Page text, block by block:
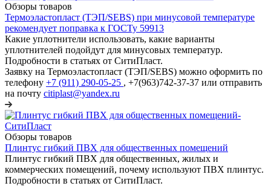
Обзоры товаров
Термоэластопласт (ТЭП/SEBS) при минусовой температуре
рекомендует поправка к ГОСТу 59913
Какие уплотнители использовать, какие варианты
уплотнителей подойдут для минусовых температур.
Подробности в статьях от СитиПласт.
Заявку на Термоэластопласт (ТЭП/SEBS) можно оформить по
телефону +7 (911) 290-05-25 , +7(963)742-37-37 или отправить
на почту citiplast@yandex.ru
Обзоры товаров
Плинтус гибкий ПВХ для общественных помещений
Плинтус гибкий ПВХ для общественных, жилых и
коммерческих помещений, почему используют ПВХ плинтус.
Подробности в статьях от СитиПласт.